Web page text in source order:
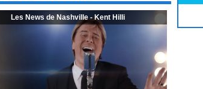
Les News de Nashville - Kent Hilli
PourJouer cliquez-ici